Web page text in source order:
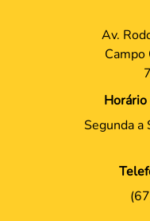
Av.
Campo
Segunda